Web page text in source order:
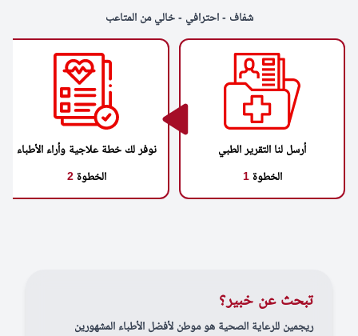
شفاف - احترافي - خالي من المتاعب
أرسل لنا التقرير الطبي
الخطوة1
نوفر لك خطة علاجية وأراء الأطباء
الخطوة2
تبحث عن خبير؟
ريجمين للرعاية الصحية هو موطن لأفضل الأطباء المشهورين